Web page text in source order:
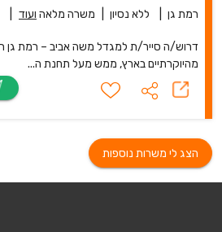
רמת גן ללא נסיון משרה מלאה ועוד
דרוש/ה סייר/ת למגדל משה אביב – רמת גן
מהיוקרתיים בארץ, ממש מעל תחנת ה...
הצג לי משרות נוספות